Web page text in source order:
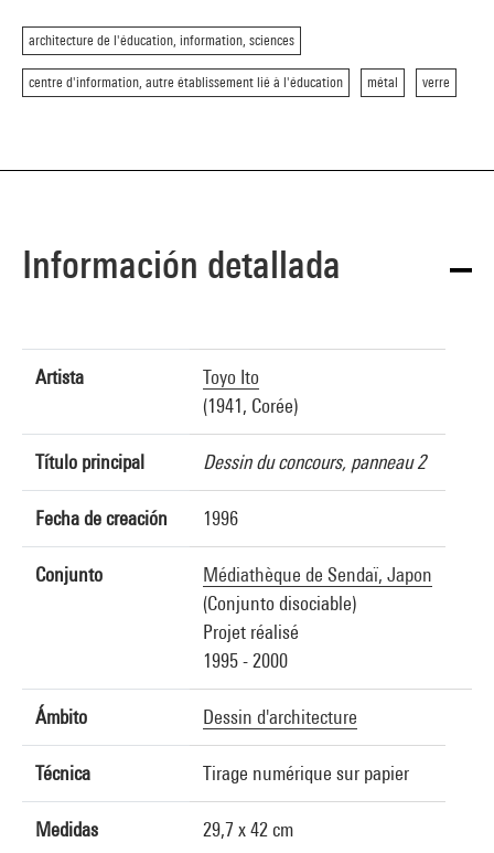
architecture de l'éducation, information, sciences
centre d'information, autre établissement lié à l'éducation métal verre
Información detallada
Artista
Toyo Ito
(1941, Corée)
Título principal Dessin du concours, panneau 2
Fecha de creación 1996
Conjunto
Médiathèque de Sendaï, Japon
(Conjunto disociable)
Projet réalisé
1995 - 2000
Ámbito Dessin d'architecture
Técnica Tirage numérique sur papier
Medidas 29,7 x 42 cm